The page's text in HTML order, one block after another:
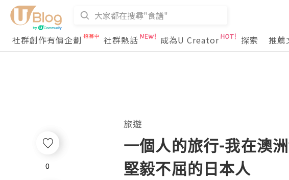
社群創作有價企劃
社群熱話 成為U Creator 探索 推薦
0
旅遊
一個人的旅行-我在澳
堅毅不屈的日本人
0